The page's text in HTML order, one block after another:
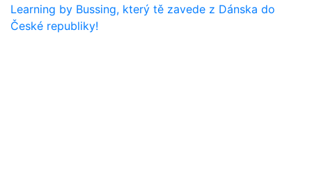
Learning by Bussing, který tě zavede z Dánska do
České republiky!